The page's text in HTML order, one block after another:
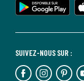
SUIVEZ-NOUS SUR :